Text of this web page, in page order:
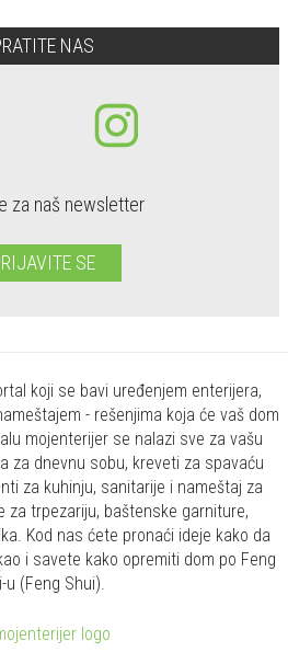
NAS
za naš newsletter
SE
koji se bavi uređenjem enterijera,
- rešenjima koja će vaš dom
mojenterijer se nalazi sve za vašu
za dnevnu sobu, kreveti za spavaću
za kuhinju, sanitarije i nameštaj za
za trpezariju, baštenske garniture,
Kod nas ćete pronaći ideje kako da
i savete kako opremiti dom po Feng
u (Feng Shui).